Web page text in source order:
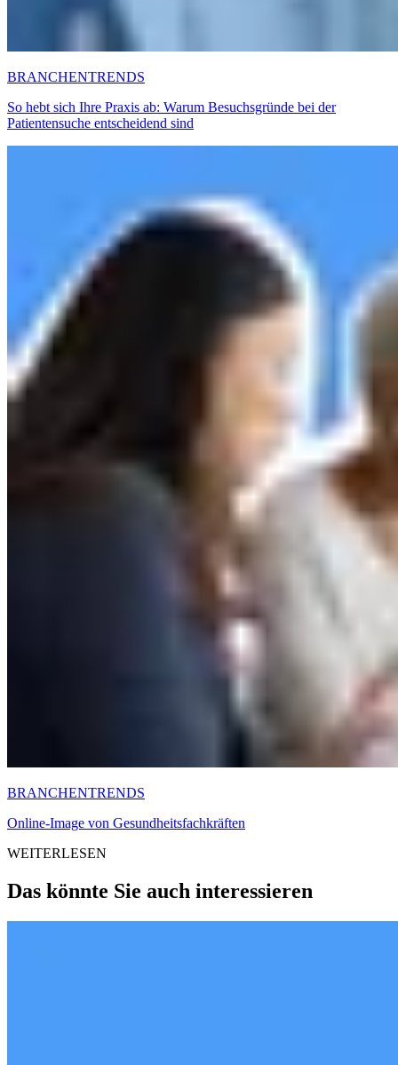
BRANCHENTRENDS
So hebt sich Ihre Praxis ab: Warum Besuchsgründe bei der
Patientensuche entscheidend sind
BRANCHENTRENDS
Online-Image von Gesundheitsfachkräften
WEITERLESEN
Das könnte Sie auch interessieren